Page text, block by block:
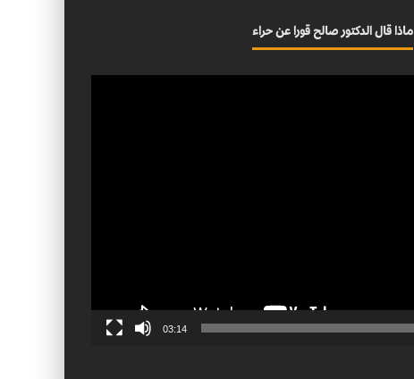
ماذا قال الدكتور صالح قورا عن حراء
03:14